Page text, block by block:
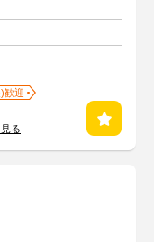
歓迎
る